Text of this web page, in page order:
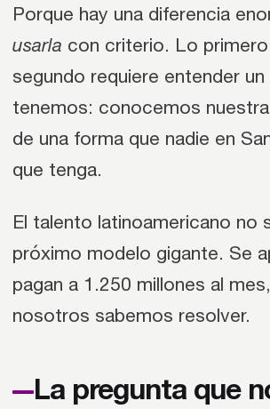
Porque hay una diferencia
usarla con criterio. Lo
segundo requiere entender
tenemos: conocemos
de una forma que nadie en
que tenga.
El talento latinoamericano no
próximo modelo gigante. Se
pagan a 1.250 millones al
nosotros sabemos resolver.
La pregunta que